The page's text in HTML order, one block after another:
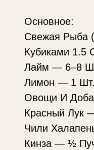
Основное:
Свежая Рыба
Кубиками 1.5
Лайм — 6–8
Лимон — 1 Шт.
Овощи И
Красный Лук
Чили
Кинза — ½